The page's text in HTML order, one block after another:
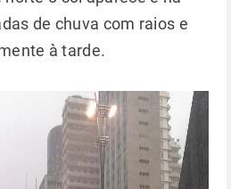
de chuva com raios e
à tarde.